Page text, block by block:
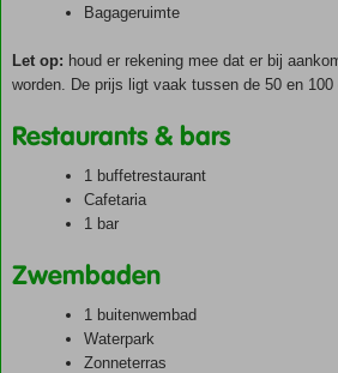
Bagageruimte
Let op: houd er rekening mee dat er bij
worden. De prijs ligt vaak tussen de 50 en 100
Restaurants & bars
1 buffetrestaurant
Cafetaria
1 bar
Zwembaden
1 buitenwembad
Waterpark
Zonneterras